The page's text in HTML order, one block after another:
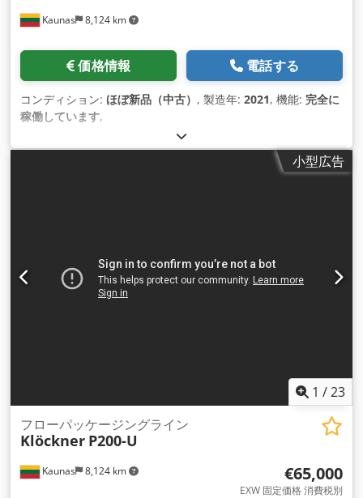
Kaunas 8,124 km
価格情報 電話する
コンディション: ほぼ新品（中古） , 製造年: 2021, 機能: 完全に
稼働しています,
小型広告
1 /23
Kaunas 8,124 km
フローパッケージングライン
Klöckner P200-U
€65,000
EXW 固定価格 消費税別